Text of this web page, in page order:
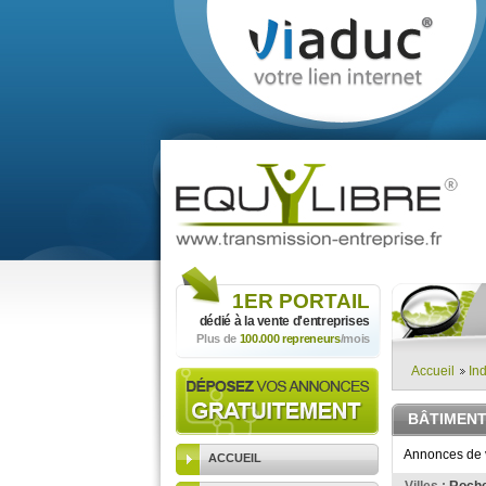
1ER PORTAIL
dédié à la vente d'entreprises
Plus de 100.000 repreneurs/mois
ACCUEIL
Accueil
Annonces de